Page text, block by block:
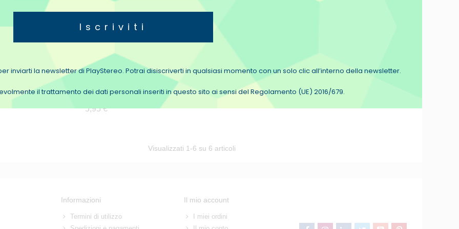
FaderLube
Lubrificante
Cellulari
5,95 €
Visualizzati 1-6 su 6 articoli
Informazioni
Termini di utilizzo
Il mio account
I miei ordini
Iscriviti
il trattamento dei dati personali inseriti in questo sito ai sensi del Regolamento (UE) 2016/679.
inviarti la newsletter di PlayStereo. Potrai disiscriverti in qualsiasi momento con un solo clic all’interno della newsletter.